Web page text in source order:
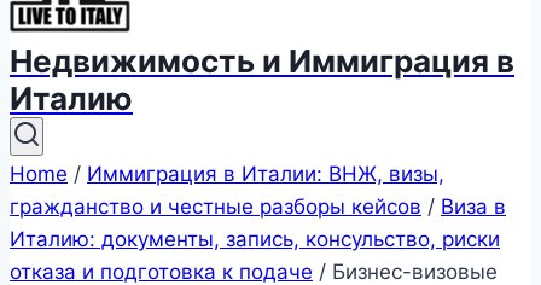
Недвижимость и Иммиграция в
Италию
Home / Иммиграция в Италии: ВНЖ, визы,
гражданство и честные разборы кейсов / Виза в
Италию: документы, запись, консульство, риски
отказа и подготовка к подаче / Бизнес-визовые